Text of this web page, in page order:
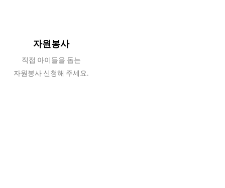
자원봉사
직접 아이들을 돕는
자원봉사 신청해 주세요.